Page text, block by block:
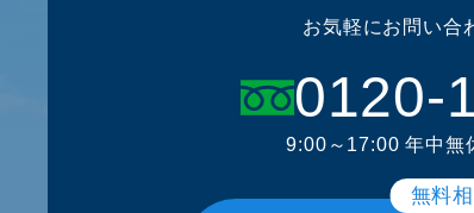
お気軽にお問い合
0120-
9:00～17:00 年中無
無料